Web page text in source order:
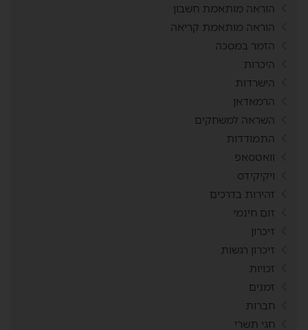
הוראה מותאמת חשבון
הוראה מותאמת קריאה
הזמר במסכה
היכרות
הישרדות
הרמאדאן
השראה למשחקים
התמודדות
וואטסאפ
ויקיקידס
זהירות בדרכים
זום חינמי
זיכרון
זיכרון רגשות
זכויות
זמנים
חברות
חגי תשרי